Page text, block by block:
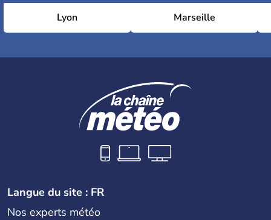
Lyon Marseille
Langue du site : FR
Nos experts météo